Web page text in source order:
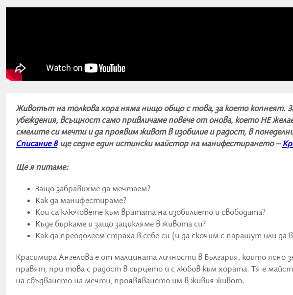
Животът на толкова хора няма нищо общо с това, за което копнеят.
убеждения, всъщност само привличаме повече от онова, което НЕ
смелите си мечти и да проявим живот в изобилие и радост, в
Списание 8 ще седне един истински майстор на манифестирането –
Ще я питаме:
Защо забравихме да мечтаем?
Как да манифестираме?
Кои са ключовете към вратата на изобилието и свободата?
Къде бъркаме и защо зацикляме в живота си?
Как да преодолеем страха в себе си (и да скочим с парашут или да
Красимира Ангелова е от малцината личности в България, които ясно
правят, при това с радост в сърцето и с любов към хората. Тя е
на сбъдването на мечти, проявяването им в живия живот.